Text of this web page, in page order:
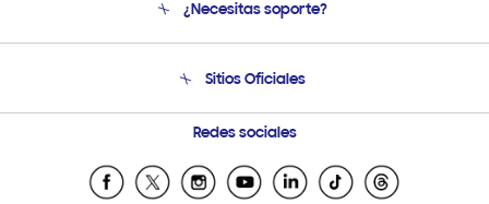
Soporte
Seguimiento de tu pedido
Condiciones de Compra
¿Necesitas soporte?
Soporte vía eMail
Preguntas Frecuentes
Sitios Oficiales
Samsung Costa Rica
Samsung Ecuador
Samsung El Salvador
Redes sociales